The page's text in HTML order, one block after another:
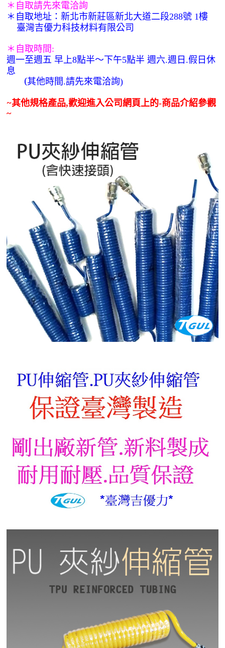
＊自取請先來電洽詢
＊自取地址：新北市新莊區新北大道二段288號 1樓
臺灣吉優力科技材料有限公司
＊自取時間:
週一至週五 早上8點半～下午5點半 週六.週日 .假日休
息
(其他時間.請先來電洽詢)
~其他規格產品,歡迎進入公司網頁上的-商品介紹參觀
~